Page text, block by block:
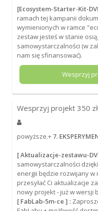
[Ecosystem-Starter-Kit-
ramach tej kampanii
wymienionych w ramce
zestaw jesteś w stanie
samowystarczalności (w
nam się sfinansować).
Wesprzyj
Wesprzyj projekt 350
powyższe.+ 7.
[ Aktualizacje-zestawu-
samowystarczalności
energii będzie rozwijany w
przesyłać Ci aktualizacje
nowy projekt - już w wersji
[ FabLab-5m-ce ] :